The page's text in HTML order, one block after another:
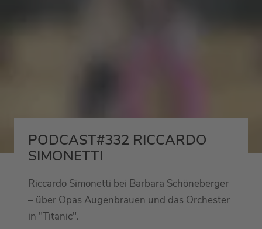
PODCAST#332 RICCARDO
SIMONETTI
Riccardo Simonetti bei Barbara Schöneberger
– über Opas Augenbrauen und das Orchester
in "Titanic".